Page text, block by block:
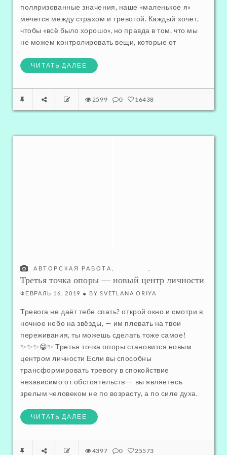
поляризованные значения, наше «маленькое я»
мечется между страхом и тревогой. Каждый хочет,
чтобы «всё было хорошо», но правда в том, что мы
не можем контролировать вещи, которые от
ЧИТАТЬ ДАЛЕЕ
2599 0 16438
АВТОРСКАЯ РАБОТА
НОВОЕ СОЗНАНИЕ - ПЕРЕХОД
Третья точка опоры — новый центр личности
ФЕВРАЛЬ 16, 2019 BYSVETLANA ORIYA
Тревога не даёт тебе спать? открой окно и смотри в
ночное небо на звёзды, — им плевать на твои
переживания, ты можешь сделать тоже самое!
✨✨✨😁✨ Третья точка опоры становится новым
центром личности Если вы способны
трансформировать тревогу в спокойствие
независимо от обстоятельств — вы являетесь
зрелым человеком не по возрасту, а по силе духа.
ЧИТАТЬ ДАЛЕЕ
4397 0 25573